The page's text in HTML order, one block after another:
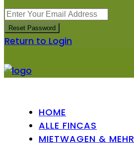
Reset Password
Return to Login
HOME
ALLE FINCAS
MIETWAGEN & MEHR